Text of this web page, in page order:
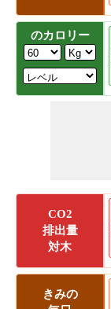
のカロリー
CO2
排出量
対木
きみの